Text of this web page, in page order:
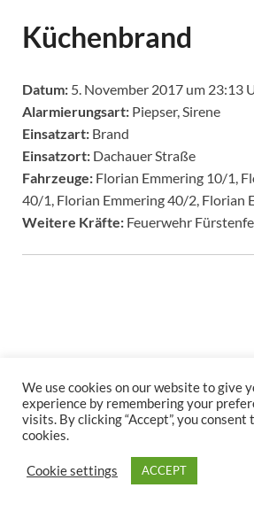
Küchenbrand
Datum: 5. November 2017 um 23:13
Alarmierungsart: Piepser, Sirene
Einsatzart: Brand
Einsatzort: Dachauer Straße
Fahrzeuge: Florian Emmering 10/1,
40/1, Florian Emmering 40/2, Florian
Weitere Kräfte: Feuerwehr
Copyright © 2026.
Stolz präsentiertWordPressundHitMag.
We use cookies on our website to give
experience by remembering your
visits. By clicking “Accept”, you consent
cookies.
Cookie settings ACCEPT